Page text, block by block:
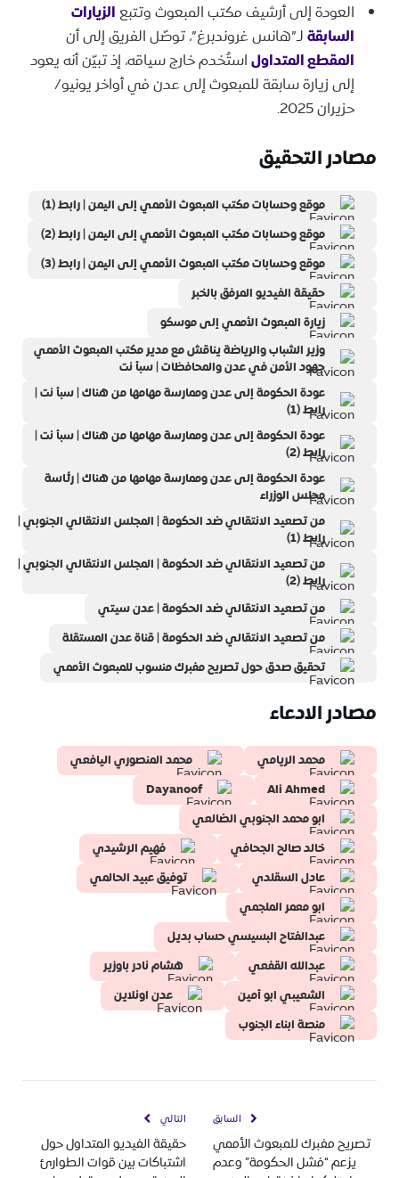
العودة إلى أرشيف مكتب المبعوث وتتبع الزيارات
السابقةلـ”هانس غروندبرغ”، توصّل الفريق إلى أن
المقطع المتداولاستُخدم خارج سياقه، إذ تبيّن أنه يعود
إلى زيارة سابقة للمبعوث إلى عدن في أواخر يونيو/
حزيران 2025.
مصادر التحقيق
موقع وحسابات مكتب المبعوث الأممي إلى اليمن | رابط (1)
موقع وحسابات مكتب المبعوث الأممي إلى اليمن | رابط (2)
موقع وحسابات مكتب المبعوث الأممي إلى اليمن | رابط (3)
حقيقة الفيديو المرفق بالخبر
زيارة المبعوث الأممي إلى موسكو
وزير الشباب والرياضة يناقش مع مدير مكتب المبعوث الأممي
جهود الأمن في عدن والمحافظات | سبأ نت
عودة الحكومة إلى عدن وممارسة مهامها من هناك | سبأ نت |
رابط (1)
عودة الحكومة إلى عدن وممارسة مهامها من هناك | سبأ نت |
رابط (2)
عودة الحكومة إلى عدن وممارسة مهامها من هناك | رئاسة
مجلس الوزراء
من تصعيد الانتقالي ضد الحكومة | المجلس الانتقالي الجنوبي |
رابط (1)
من تصعيد الانتقالي ضد الحكومة | المجلس الانتقالي الجنوبي |
رابط (2)
من تصعيد الانتقالي ضد الحكومة | عدن سيتي
من تصعيد الانتقالي ضد الحكومة | قناة عدن المستقلة
تحقيق صدق حول تصريح مفبرك منسوب للمبعوث الأممي
مصادر الادعاء
محمد الريامي
محمد المنصوري اليافعي
Ali Ahmed
Dayanoof
ابو محمد الجنوبي الضالعي
خالد صالح الجحافي
فهيم الرشيدي
عادل السقلدي
توفيق عبيد الحالمي
ابو معمر الملجمي
عبدالفتاح البسيسي حساب بديل
عبدالله القفعي
هشام نادر باوزير
الشعيبي ابو أمين
عدن اونلاين
منصة ابناء الجنوب
السابق
تصريح مفبرك للمبعوث الأممي
يزعم “فشل الحكومة” وعدم
التالي
حقيقة الفيديو المتداول حول
اشتباكات بين قوات الطوارئ